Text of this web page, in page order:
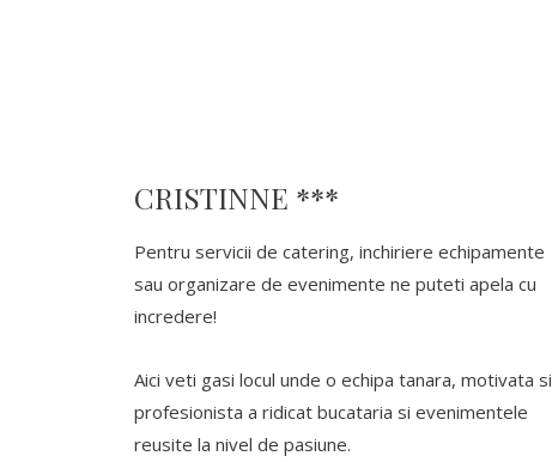
CRISTINNE ***
Pentru servicii de catering, inchiriere echipamente
sau organizare de evenimente ne puteti apela cu
incredere!
Aici veti gasi locul unde o echipa tanara, motivata si
profesionista a ridicat bucataria si evenimentele
reusite la nivel de pasiune.